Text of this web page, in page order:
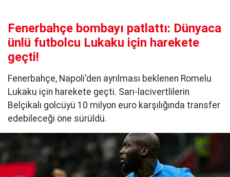
Fenerbahçe bombayı patlattı: Dünyaca
ünlü futbolcu Lukaku için harekete
geçti!
Fenerbahçe, Napoli'den ayrılması beklenen Romelu
Lukaku için harekete geçti. Sarı-lacivertlilerin
Belçikalı golcüyü 10 milyon euro karşılığında transfer
edebileceği öne sürüldü.